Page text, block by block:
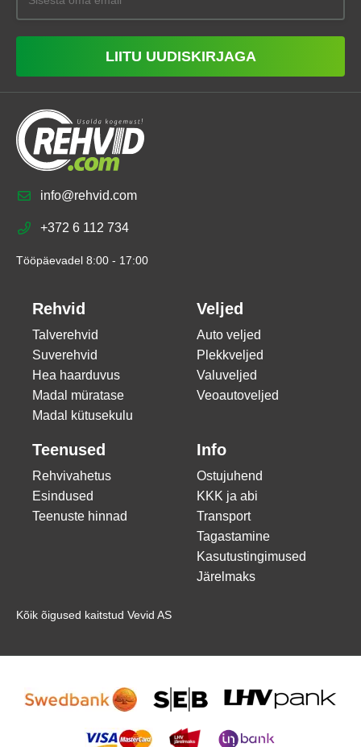
LIITU UUDISKIRJAGA
info@rehvid.com
+372 6 112 734
Tööpäevadel 8:00 - 17:00
Rehvid
Talverehvid
Suverehvid
Hea haarduvus
Madal müratase
Madal kütusekulu
Veljed
Auto veljed
Plekkveljed
Valuveljed
Veoautoveljed
Teenused
Rehvivahetus
Esindused
Teenuste hinnad
Info
Ostujuhend
KKK ja abi
Transport
Tagastamine
Kasutustingimused
Järelmaks
Kõik õigused kaitstud Vevid AS